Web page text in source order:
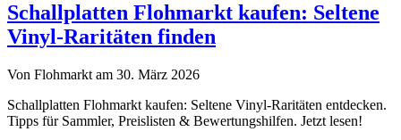
Schallplatten Flohmarkt kaufen: Seltene
Vinyl-Raritäten finden
Von Flohmarkt am 30. März 2026
Schallplatten Flohmarkt kaufen: Seltene Vinyl-Raritäten entdecken.
Tipps für Sammler, Preislisten & Bewertungshilfen. Jetzt lesen!